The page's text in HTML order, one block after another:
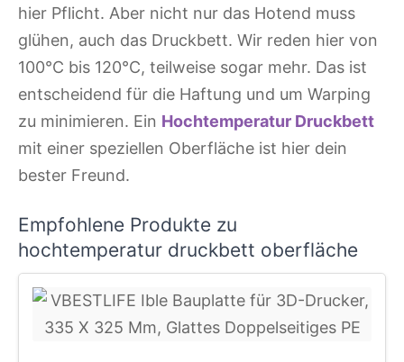
hier Pflicht. Aber nicht nur das Hotend muss
glühen, auch das Druckbett. Wir reden hier von
100°C bis 120°C, teilweise sogar mehr. Das ist
entscheidend für die Haftung und um Warping
zu minimieren. Ein Hochtemperatur Druckbett
mit einer speziellen Oberfläche ist hier dein
bester Freund.
Empfohlene Produkte zu
hochtemperatur druckbett oberfläche